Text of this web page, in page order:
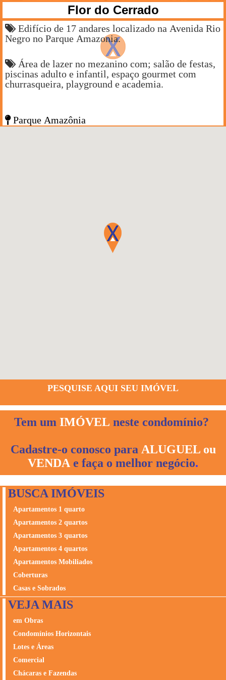
Flor do Cerrado
Edifício de 17 andares localizado na Avenida Rio
Negro no Parque Amazonia.
Área de lazer no mezanino com; salão de festas,
piscinas adulto e infantil, espaço gourmet com
churrasqueira, playground e academia.
Parque Amazônia
PESQUISE AQUI SEU IMÓVEL
Tem um IMÓVEL neste condomínio?
Cadastre-o conosco para ALUGUEL ou
VENDA e faça o melhor negócio.
BUSCA IMÓVEIS
Apartamentos 1 quarto
Apartamentos 2 quartos
Apartamentos 3 quartos
Apartamentos 4 quartos
Apartamentos Mobiliados
Coberturas
Casas e Sobrados
VEJA MAIS
em Obras
Condomínios Horizontais
Lotes e Áreas
Comercial
Chácaras e Fazendas